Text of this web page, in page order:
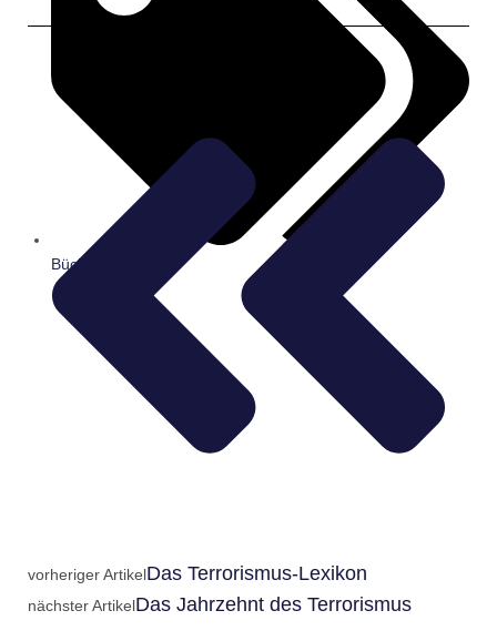
Bücher
vorheriger ArtikelDas Terrorismus-Lexikon
nächster ArtikelDas Jahrzehnt des Terrorismus